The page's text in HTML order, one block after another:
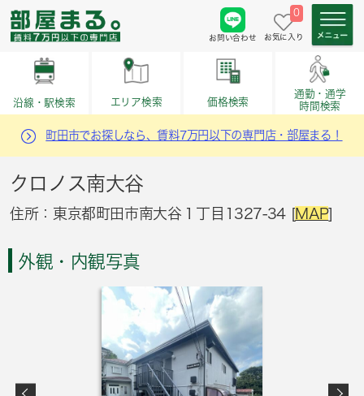
お問い合わせ
0
お気に入り
沿線・駅検索 エリア検索 価格検索
通勤・通学
時間検索
町田市でお探しなら、賃料7万円以下の専門店・部屋まる！
クロノス南大谷
住所：東京都町田市南大谷１丁目1327-34 [MAP]
外観・内観写真